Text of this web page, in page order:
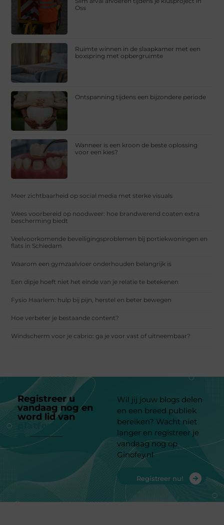
Oss
Ruimte winnen in de slaapkamer met een
boxspring met opbergruimte
Ontspanning tijdens een bijzondere periode
Wanneer is een kroon de beste oplossing
voor een kies?
Meer zichtbaarheid op social media met sterke visuals
Wees voorbereid op noodweer: hoe brandwerend coaten extra
bescherming biedt
Veelvoorkomende beveiligingsproblemen bij portiekwoningen en
flats in Schiedam
Waarom een gymzaalvloer onderhouden belangrijk is
Een dipje hoeft niet het einde van je relatie te betekenen
Fysio Haarlem: hulp bij pijn, herstel en beter bewegen
Hoe verbeter je bestaande content?
Windscherm voor je cabrio: ga je voor vast of uitneembaar?
Registreer u
vandaag nog en
word lid van
platform
Wil jij jouw blogs delen
en een breed publiek
bereiken? Wacht niet
langer en registreer je
vandaag nog op
Ginofey.nl
Registreer nu!